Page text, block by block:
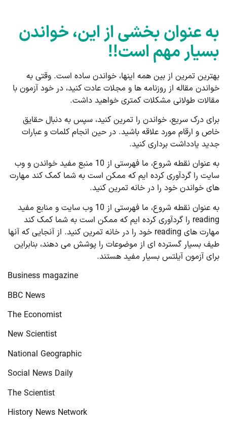
به عنوان بخشی از این، خواندن
بسیار مهم است!!
بهترین تمرین از بین همه اینها، خواندن ساده است. وقتی به
خواندن مقاله از روزنامه ها و مجلات عادت کنید، در خود آزمون با
مقالات طولانی مشکلات کمتری خواهید داشت.
برای درک سریع، خواندن را تمرین کنید، سپس به دنبال حقایق
خاص و ارقام مورد علاقه باشید. در حین انجام کلمات و عبارات
جدید یادداشت برداری کنید.
به عنوان نقطه شروع، ما فهرستی از 10 منبع مفید خواندن و وب
سایت را گردآوری کرده ایم که ممکن است به شما کمک کند مهارت
های خواندن خود را در خانه تمرین کنید.
به عنوان نقطه شروع، ما فهرستی از 10 وب سایت و منابع مفید
reading را گردآوری کرده ایم که ممکن است به شما کمک کند
مهارت های reading خود را در خانه تمرین کنید. از آنجایی که آنها
طیف بسیار گسترده ای از موضوعات را پوشش می دهند، بنابراین
برای آزمون آیلتس بسیار مفید هستند.
Business magazine
BBC News
The Economist
New Scientist
National Geographic
Social News Daily
The Scientist
History News Network